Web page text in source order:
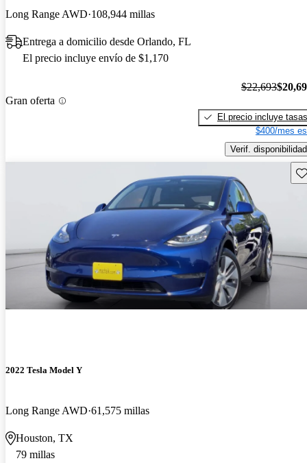
Long Range AWD 108,944 millas
Entrega a domicilio desde Orlando, FL
El precio incluye envío de $1,170
Gran oferta
$22,693
El precio incluye tasas
$400/mes
Verif. disponibilidad
2022 Tesla Model Y
Long Range AWD 61,575 millas
Houston, TX
79 millas